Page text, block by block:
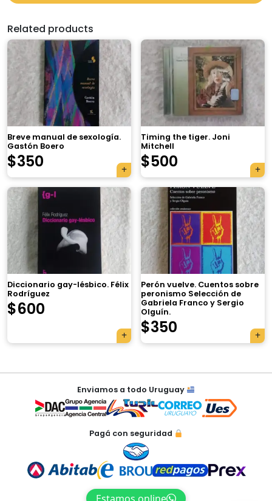
Related products
Breve manual de sexología.
Gastón Boero
$350
Timing the tiger. Joni
Mitchell
$500
Diccionario gay-lésbico. Félix
Rodríguez
$600
Perón vuelve. Cuentos sobre
peronismo Selección de
Gabriela Franco y Sergio
Olguín.
$350
Navegación
entradas
Enviamos a todo Uruguay
Pagá con seguridad
×
Tu carrito está vacío.
automáticamente.